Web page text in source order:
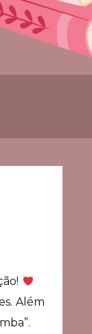
Além